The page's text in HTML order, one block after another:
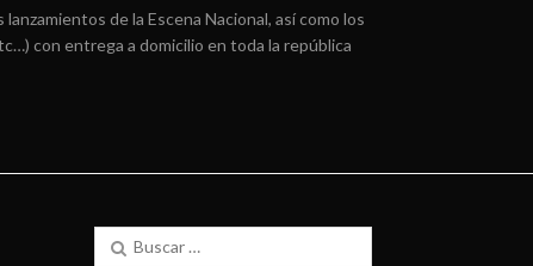
de la Escena Nacional, así como los
con entrega a domicilio en toda la república
Buscar: